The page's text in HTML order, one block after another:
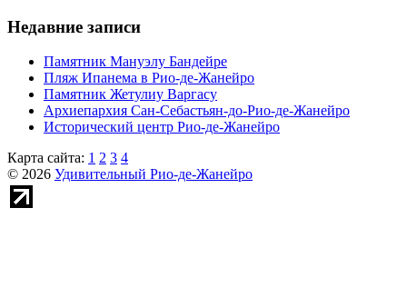
Недавние записи
Памятник Мануэлу Бандейре
Пляж Ипанема в Рио-де-Жанейро
Памятник Жетулиу Варгасу
Архиепархия Сан-Себастьян-до-Рио-де-Жанейро
Исторический центр Рио-де-Жанейро
Карта сайта: 1 2 3 4
© 2026 Удивительный Рио-де-Жанейро